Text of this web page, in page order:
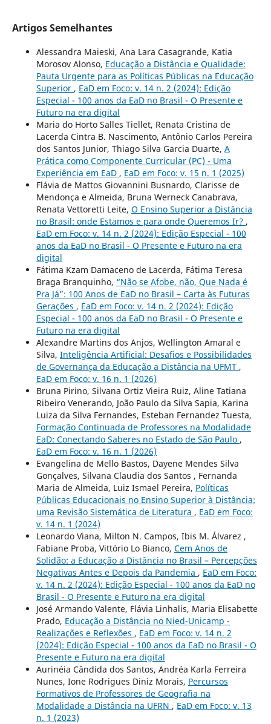
Artigos Semelhantes
Alessandra Maieski, Ana Lara Casagrande, Katia
Morosov Alonso, Educação a Distância e Qualidade:
Pauta Urgente para as Políticas Públicas na Educação
Superior , EaD em Foco: v. 14 n. 2 (2024): Edição
Especial - 100 anos da EaD no Brasil - O Presente e
Futuro na era digital
Maria do Horto Salles Tiellet, Renata Cristina de
Lacerda Cintra B. Nascimento, Antônio Carlos Pereira
dos Santos Junior, Thiago Silva Garcia Duarte, A
Prática como Componente Curricular (PC) - Uma
Experiência em EaD , EaD em Foco: v. 15 n. 1 (2025)
Flávia de Mattos Giovannini Busnardo, Clarisse de
Mendonça e Almeida, Bruna Werneck Canabrava,
Renata Vettoretti Leite, O Ensino Superior a Distância
no Brasil: onde Estamos e para onde Queremos Ir? ,
EaD em Foco: v. 14 n. 2 (2024): Edição Especial - 100
anos da EaD no Brasil - O Presente e Futuro na era
digital
Fátima Kzam Damaceno de Lacerda, Fátima Teresa
Braga Branquinho, “Não se Afobe, não, Que Nada é
Pra Já”: 100 Anos de EaD no Brasil – Carta às Futuras
Gerações , EaD em Foco: v. 14 n. 2 (2024): Edição
Especial - 100 anos da EaD no Brasil - O Presente e
Futuro na era digital
Alexandre Martins dos Anjos, Wellington Amaral e
Silva, Inteligência Artificial: Desafios e Possibilidades
de Governança da Educação a Distância na UFMT ,
EaD em Foco: v. 16 n. 1 (2026)
Bruna Pirino, Silvana Ortiz Vieira Ruiz, Aline Tatiana
Ribeiro Venerando, João Paulo da Silva Sapia, Karina
Luiza da Silva Fernandes, Esteban Fernandez Tuesta,
Formação Continuada de Professores na Modalidade
EaD: Conectando Saberes no Estado de São Paulo ,
EaD em Foco: v. 16 n. 1 (2026)
Evangelina de Mello Bastos, Dayene Mendes Silva
Gonçalves, Silvana Claudia dos Santos , Fernanda
Maria de Almeida, Luiz Ismael Pereira, Políticas
Públicas Educacionais no Ensino Superior à Distância:
uma Revisão Sistemática de Literatura , EaD em Foco:
v. 14 n. 1 (2024)
Leonardo Viana, Milton N. Campos, Ibis M. Álvarez ,
Fabiane Proba, Vittório Lo Bianco, Cem Anos de
Solidão: a Educação a Distância no Brasil – Percepções
Negativas Antes e Depois da Pandemia , EaD em Foco:
v. 14 n. 2 (2024): Edição Especial - 100 anos da EaD no
Brasil - O Presente e Futuro na era digital
José Armando Valente, Flávia Linhalis, Maria Elisabette
Prado, Educação a Distância no Nied-Unicamp -
Realizações e Reflexões , EaD em Foco: v. 14 n. 2
(2024): Edição Especial - 100 anos da EaD no Brasil - O
Presente e Futuro na era digital
Aurinéia Cândida dos Santos, Andréa Karla Ferreira
Nunes, Ione Rodrigues Diniz Morais, Percursos
Formativos de Professores de Geografia na
Modalidade a Distância na UFRN , EaD em Foco: v. 13
n. 1 (2023)